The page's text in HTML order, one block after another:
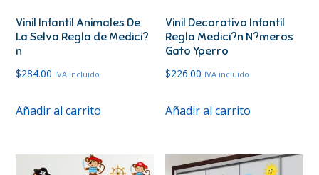
Vinil Infantil Animales De
La Selva Regla de Medici?
n
$284.00 IVA incluido
Añadir al carrito
Vinil Decorativo Infantil
Regla Medici?n N?meros
Gato Yperro
$226.00 IVA incluido
Añadir al carrito